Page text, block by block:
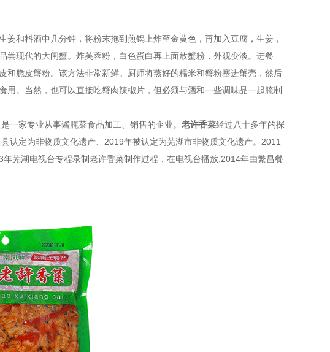
和料酒中几分钟，将粉末拖到煎锅上炸至金黄色，再加入豆腐，生姜，
现代的大闸蟹。炸芙蓉粉，白色蛋白再上面放蟹粉，外观变淡。进餐
脆皮蟹粉。该方法非常新鲜。厨师将蒸好的糯米和蟹粉塞进蟹壳，然后
。当然，也可以直接吃蟹肉辣椒片，但必须与酒和一些调味品一起腌制
一家专业从事酱腌菜食品加工、销售的企业。 老许香菜经过八十多年的探
认定为非物质文化遗产、2019年被认定为芜湖市非物质文化遗产。2011
芜湖电视台专程录制老许香菜制作过程，在电视台播放;2014年由繁昌餐